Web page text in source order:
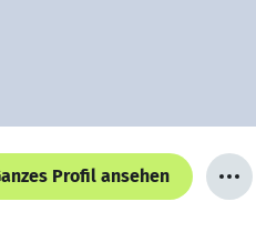
Profil ansehen